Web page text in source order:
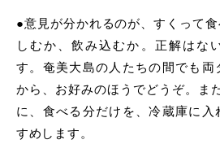
●意見が分かれるのが、すくって
しむか、飲み込むか。正解はな
す。奄美大島の人たちの間でも両
から、お好みのほうでどうぞ。ま
に、食べる分だけを、冷蔵庫に入
すめします。